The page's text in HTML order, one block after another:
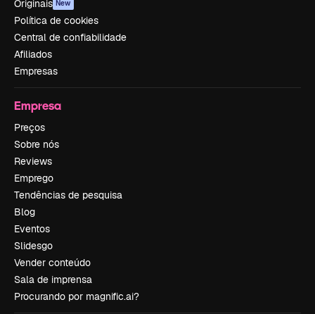
Originais New
Política de cookies
Central de confiabilidade
Afiliados
Empresas
Empresa
Preços
Sobre nós
Reviews
Emprego
Tendências de pesquisa
Blog
Eventos
Slidesgo
Vender conteúdo
Sala de imprensa
Procurando por magnific.ai?